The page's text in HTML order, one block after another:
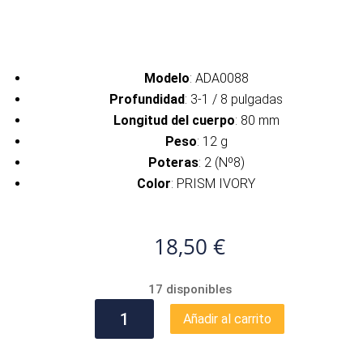
Modelo: ADA0088
Profundidad: 3-1 / 8 pulgadas
Longitud del cuerpo: 80 mm
Peso: 12 g
Poteras: 2 (Nº8)
Color: PRISM IVORY
18,50 €
17 disponibles
RYUKI
Añadir al carrito